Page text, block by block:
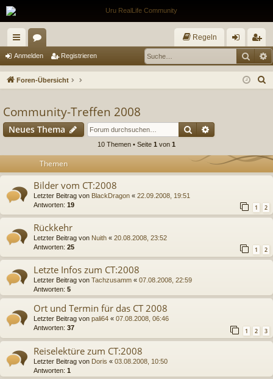
ch
ne
ug
riff
or
en
Regeln
m
eg
ist
Anmelden Registrieren
Foren-Übersicht
Community-Treffen 2008
Neues Thema Suche
10 Themen • Seite 1 von 1
Themen
Bilder vom CT:2008
Letzter Beitrag von BlackDragon « 22.09.2008, 19:51
Antworten: 19 1 2
Rückkehr
Letzter Beitrag von Nuith « 20.08.2008, 23:52
Antworten: 25 1 2
Letzte Infos zum CT:2008
Letzter Beitrag von Tachzusamm « 07.08.2008, 22:59
Antworten: 5
Ort und Termin für das CT 2008
Letzter Beitrag von pali64 « 07.08.2008, 06:46
Antworten: 37 1 2 3
Reiselektüre zum CT:2008
Letzter Beitrag von Doris « 03.08.2008, 10:50
Antworten: 1